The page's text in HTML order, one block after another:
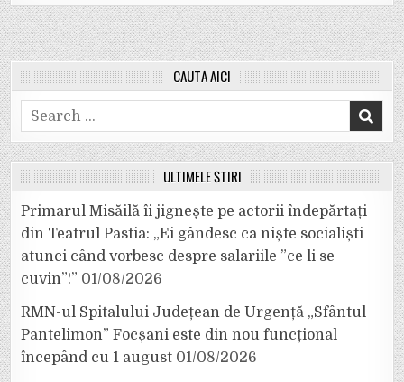
CAUTĂ AICI
Search
for:
ULTIMELE ȘTIRI
Primarul Misăilă îi jignește pe actorii îndepărtați
din Teatrul Pastia: „Ei gândesc ca niște socialiști
atunci când vorbesc despre salariile ”ce li se
cuvin”!” 01/08/2026
RMN-ul Spitalului Județean de Urgență „Sfântul
Pantelimon” Focșani este din nou funcțional
începând cu 1 august 01/08/2026